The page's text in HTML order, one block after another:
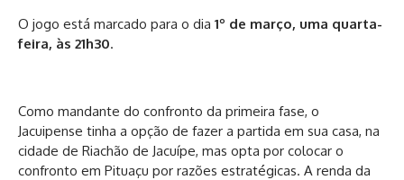
O jogo está marcado para o dia 1º de março, uma quarta-
feira, às 21h30.
Como mandante do confronto da primeira fase, o
Jacuipense tinha a opção de fazer a partida em sua casa, na
cidade de Riachão de Jacuípe, mas opta por colocar o
confronto em Pituaçu por razões estratégicas. A renda da